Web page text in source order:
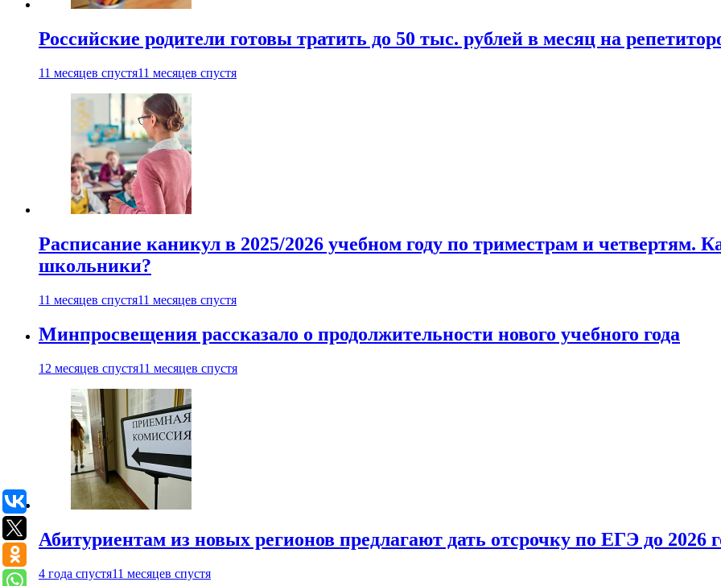
Российские родители готовы тратить до 50 тыс. рублей в месяц на
11 месяцев спустя11 месяцев спустя
Расписание каникул в 2025/2026 учебном году по триместрам и четвертям.
школьники?
11 месяцев спустя11 месяцев спустя
Минпросвещения рассказало о продолжительности нового учебного года
12 месяцев спустя11 месяцев спустя
Абитуриентам из новых регионов предлагают дать отсрочку по ЕГЭ до 2026
4 года спустя11 месяцев спустя